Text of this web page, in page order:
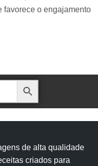
favorece o engajamento
de alta qualidade
criados para